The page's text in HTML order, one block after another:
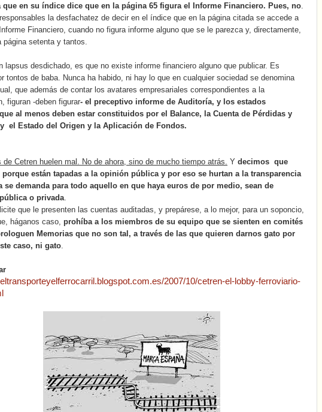
que en su índice dice que en la página 65 figura el Informe Financiero. Pues, no.
la desfachatez de decir en el índice que en la página citada se accede a
Financiero, cuando no figura informe alguno que se le parezca y, directamente,
página setenta y tantos.
lapsus desdichado, es que no existe informe financiero alguno que publicar. Es
tontos de baba. Nunca ha habido, ni hay lo que en cualquier sociedad se denomina
que además de contar los avatares empresariales correspondientes a la
figuran -deben figurar- el preceptivo informe de Auditoría, y los estados
al menos deben estar constituidos por el Balance, la Cuenta de Pérdidas y
el Estado del Origen y la Aplicación de Fondos.
de Cetren huelen mal. No de ahora, sino de mucho tiempo atrás. Y decimos que
porque están tapadas a la opinión pública y por eso se hurtan a la transparencia
se demanda para todo aquello en que haya euros de por medio, sean de
o privada.
que le presenten las cuentas auditadas, y prepárese, a lo mejor, para un soponcio,
háganos caso, prohíba a los miembros de su equipo que se sienten en comités
Memorias que no son tal, a través de las que quieren darnos gato por
caso, ni gato.
2007/10/cetren-el-lobby-ferroviario-